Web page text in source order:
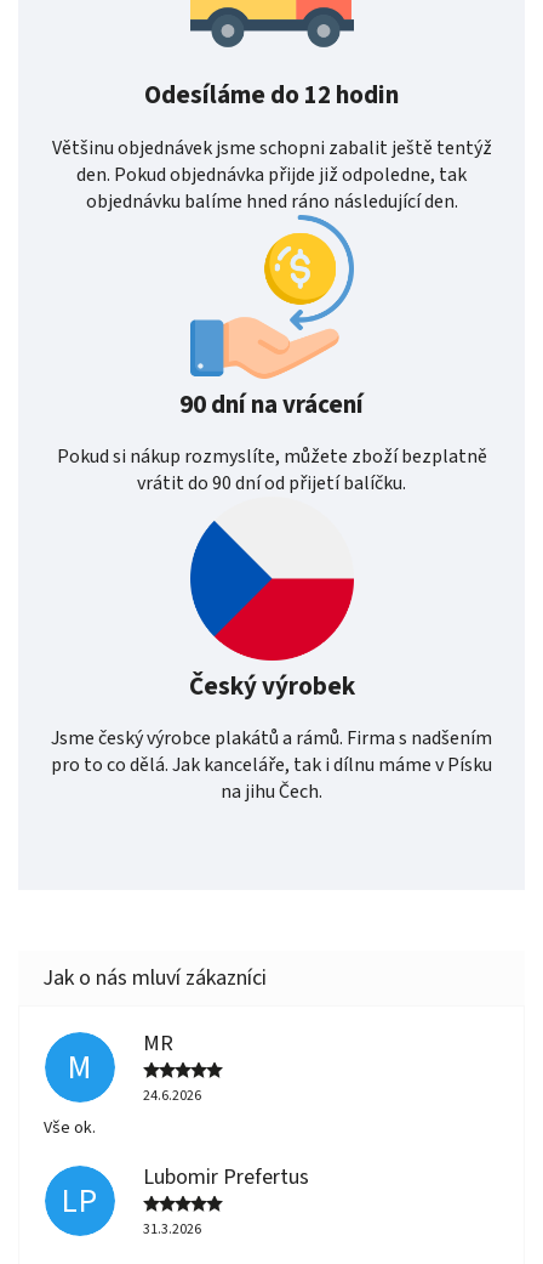
Odesíláme do 12 hodin
Většinu objednávek jsme schopni zabalit ještě tentýž
den. Pokud objednávka přijde již odpoledne, tak
objednávku balíme hned ráno následující den.
90 dní na vrácení
Pokud si nákup rozmyslíte, můžete zboží bezplatně
vrátit do 90 dní od přijetí balíčku.
Český výrobek
Jsme český výrobce plakátů a rámů. Firma s nadšením
pro to co dělá. Jak kanceláře, tak i dílnu máme v Písku
na jihu Čech.
M
MR
24.6.2026
Vše ok.
LP
Lubomir Prefertus
31.3.2026